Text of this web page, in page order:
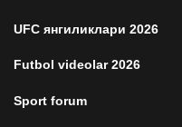
UFC янгиликлари 2026
Futbol videolar 2026
Sport forum